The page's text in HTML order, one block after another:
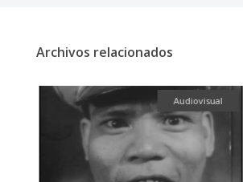
Archivos relacionados
Audiovisual